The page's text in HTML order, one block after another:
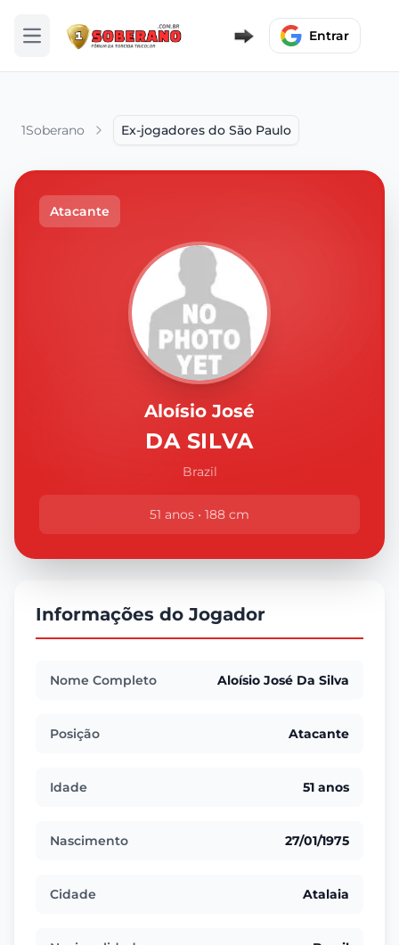
Abrir menu Entrar
1Soberano Ex-jogadores do São Paulo
Atacante
Aloísio José
DA SILVA
Brazil
51 anos • 188 cm
Informações do Jogador
Nome Completo Aloísio José Da Silva
Posição Atacante
Idade 51 anos
Nascimento 27/01/1975
Cidade Atalaia